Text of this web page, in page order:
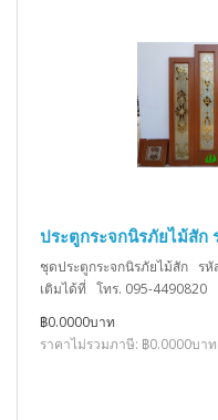
ประตูกระจกนิรภัยไม้สัก
ชุดประตูกระจกนิรภัยไม้สัก รหั
เติมได้ที่ โทร. 095-
฿0.0000บาท
ราคาไม่รวมภาษี: ฿0.0000บาท